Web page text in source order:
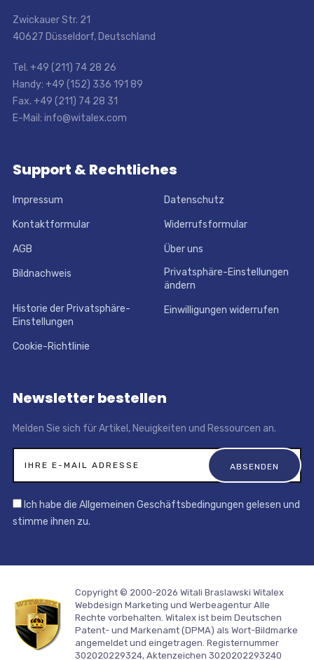
Zwickauer Str. 21
40627 Düsseldorf, Deutschland
Tel. +49 (211) 74 28 26
Handy: +49 (152) 336 191 89
Fax. +49 (211) 74 28 31
E-Mail: info@witalex.com
Support & Rechtliches
Impressum Datenschutz
Kontaktformular Widerrufsformular
AGB Über uns
Bildnachweis
Privatsphäre-Einstellungen
ändern
Historie der Privatsphäre-
Einstellungen
Einwilligungen widerrufen
Cookie-Richtlinie
Newsletter bestellen
Melden Sie sich für Artikel, Neuigkeiten und Ressourcen an.
Ich habe die Allgemeinen Geschäftsbedingungen gelesen und
stimme ihnen zu.
Copyright © 2000-2026 Witali Braslawski Witalex
Webdesign Marketing und WerbeagenturAlle
Rechte vorbehalten. Witalex ist beim Deutschen
Patent- und Markenamt (DPMA) als Wort-Bildmarke
angemeldet und eingetragen. Registernummer
302020229324, Aktenzeichen 3020202293240